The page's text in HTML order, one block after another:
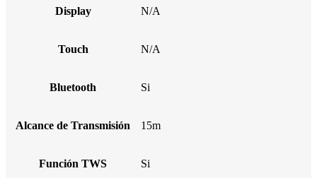
Display N/A
Touch N/A
Bluetooth Si
Alcance de Transmisión 15m
Función TWS Si